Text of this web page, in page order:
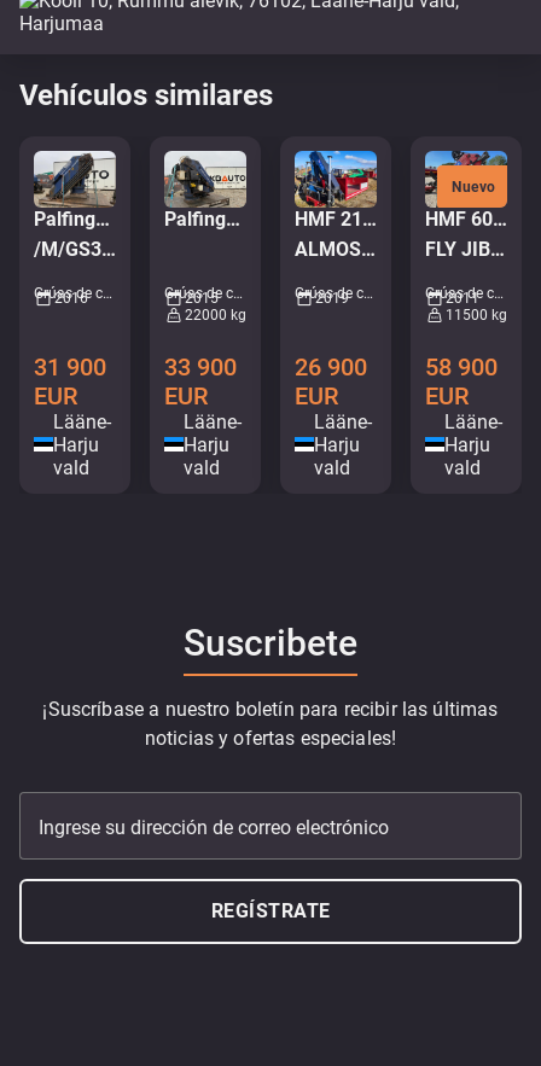
Vehículos similares
Palfinger PK50002
/M/GS35S
Grúas de carga • M239-5031
2016
31 900
EUR
Lääne-
Harju
vald
Palfinger PK65002/M/GS65S
Grúas de carga • M922-7692
2015
22000 kg
33 900
EUR
Lääne-
Harju
vald
HMF 2120K-RC WITH PLATFORM
ALMOST NEW
Grúas de carga • M687-6601
2019
26 900
EUR
Lääne-
Harju
vald
Nuevo
HMF 6020 K6
FLY JIB FJ1200
Grúas de carga • M482-1775
2011
11500 kg
58 900
EUR
Lääne-
Harju
vald
Suscribete
¡Suscríbase a nuestro boletín para recibir las últimas
noticias y ofertas especiales!
Ingrese su dirección de correo electrónico
REGÍSTRATE